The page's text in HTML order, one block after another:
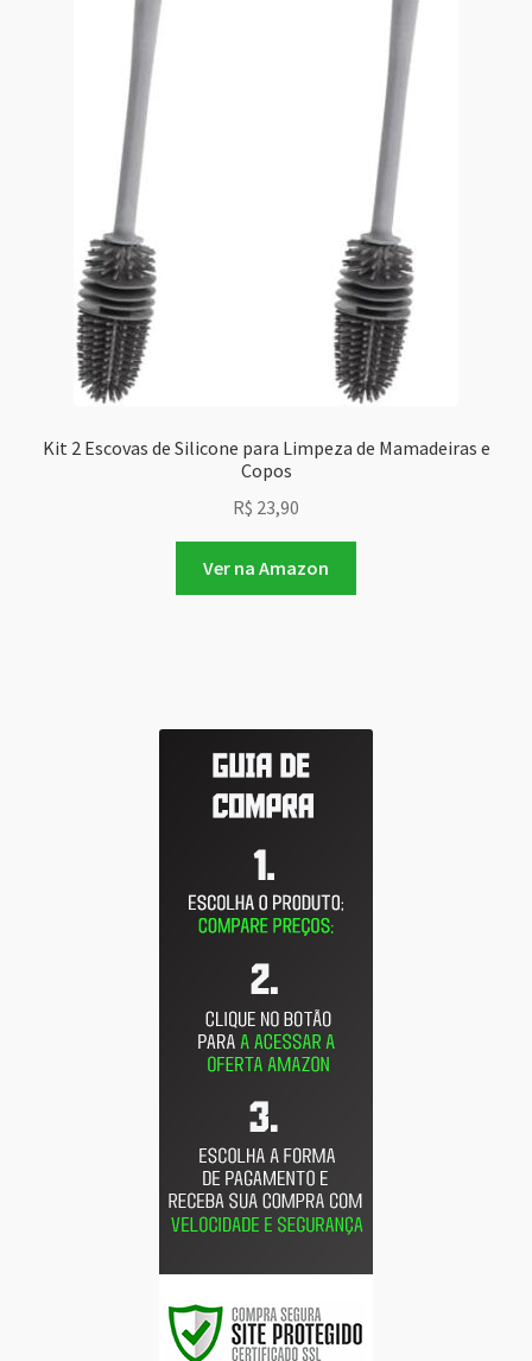
Kit 2 Escovas de Silicone para Limpeza de Mamadeiras e
Copos
R$ 23,90
Ver na Amazon